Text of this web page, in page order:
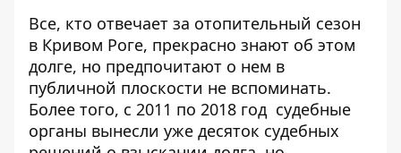
Все, кто отвечает за отопительный сезон
в Кривом Роге, прекрасно знают об этом
долге, но предпочитают о нем в
публичной плоскости не вспоминать.
Более того, с 2011 по 2018 год судебные
органы вынесли уже десяток судебных